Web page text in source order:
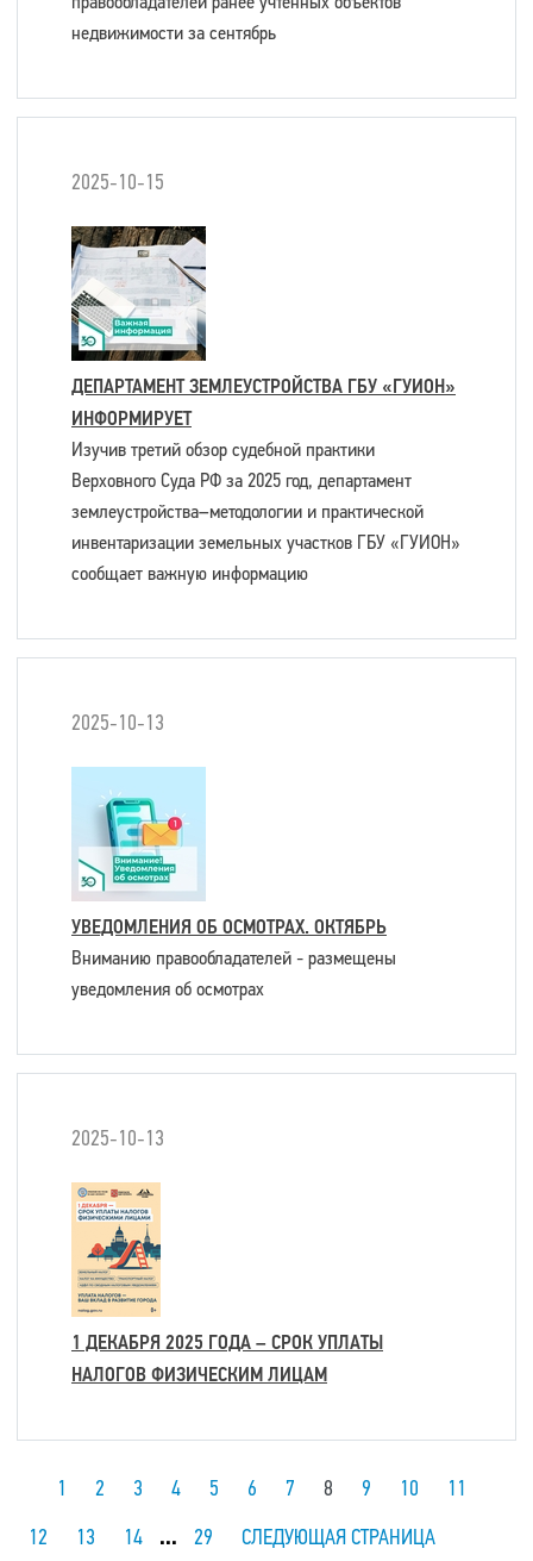
недвижимости за сентябрь
2025-10-15
ДЕПАРТАМЕНТ ЗЕМЛЕУСТРОЙСТВА ГБУ «ГУИОН»
ИНФОРМИРУЕТ
Изучив третий обзор судебной практики
Верховного Суда РФ за 2025 год, департамент
землеустройства–методологии и практической
инвентаризации земельных участков ГБУ «ГУИОН»
сообщает важную информацию
2025-10-13
УВЕДОМЛЕНИЯ ОБ ОСМОТРАХ. ОКТЯБРЬ
Вниманию правообладателей - размещены
уведомления об осмотрах
2025-10-13
1 ДЕКАБРЯ 2025 ГОДА – СРОК УПЛАТЫ
НАЛОГОВ ФИЗИЧЕСКИМ ЛИЦАМ
1 2 3 4 5 6 7 8 9 10
11
12
13 14 ... 29 СЛЕДУЮЩАЯ СТРАНИЦА